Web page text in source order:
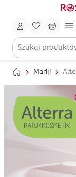
Marki